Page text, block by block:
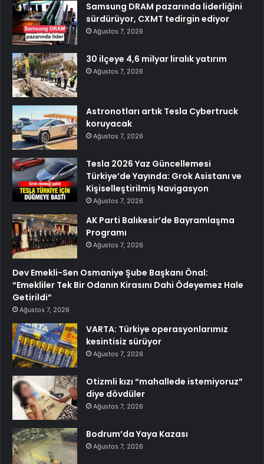
Samsung DRAM pazarında liderliğini
sürdürüyor, CXMT tedirgin ediyor
Ağustos 7, 2026
30 ilçeye 4,6 milyar liralık yatırım
Ağustos 7, 2026
Astronotları artık Tesla Cybertruck
koruyacak
Ağustos 7, 2026
Tesla 2026 Yaz Güncellemesi
Türkiye’de Yayında: Grok Asistanı ve
Kişiselleştirilmiş Navigasyon
Ağustos 7, 2026
AK Parti Balıkesir’de Bayramlaşma
Programı
Ağustos 7, 2026
Dev Emekli-Sen Osmaniye Şube Başkanı Önal:
“Emekliler Tek Bir Odanın Kirasını Dahi Ödeyemez Hale
Getirildi”
Ağustos 7, 2026
VARTA: Türkiye operasyonlarımız
kesintisiz sürüyor
Ağustos 7, 2026
Otizmli kızı “mahallede istemiyoruz”
diye dövdüler
Ağustos 7, 2026
Bodrum’da Yaya Kazası
Ağustos 7, 2026